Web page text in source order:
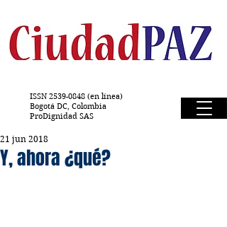
ISSN 2539-0848 (en línea)
Bogotá DC, Colombia
ProDignidad SAS
Y, ahora ¿qué?
21 jun 2018